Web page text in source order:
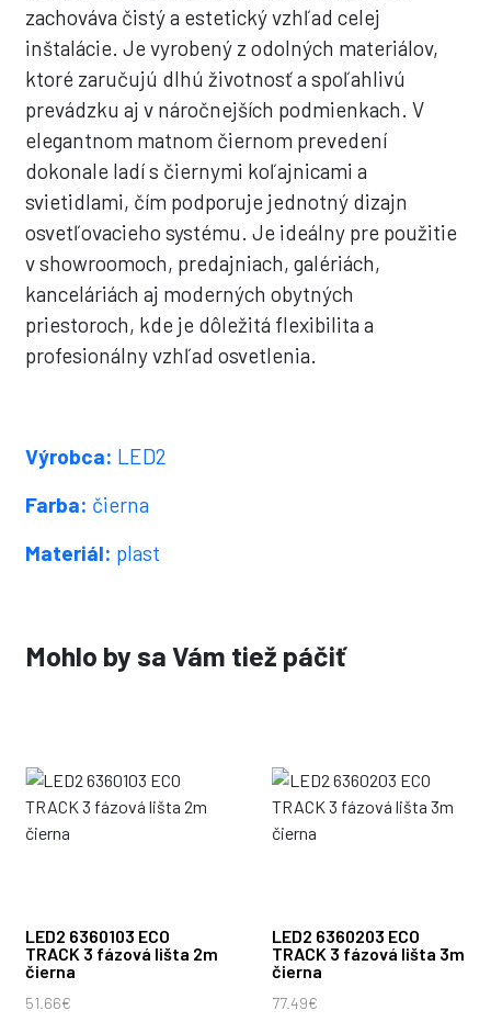
zachováva čistý a estetický vzhľad celej
inštalácie. Je vyrobený z odolných materiálov,
ktoré zaručujú dlhú životnosť a spoľahlivú
prevádzku aj v náročnejších podmienkach. V
elegantnom matnom čiernom prevedení
dokonale ladí s čiernymi koľajnicami a
svietidlami, čím podporuje jednotný dizajn
osvetľovacieho systému. Je ideálny pre použitie
v showroomoch, predajniach, galériách,
kanceláriách aj moderných obytných
priestoroch, kde je dôležitá flexibilita a
profesionálny vzhľad osvetlenia.
Výrobca: LED2
Farba: čierna
Materiál: plast
Mohlo by sa Vám tiež páčiť
LED2 6360103 ECO
TRACK 3 fázová lišta 2m
čierna
51.66€
LED2 6360203 ECO
TRACK 3 fázová lišta 3m
čierna
77.49€